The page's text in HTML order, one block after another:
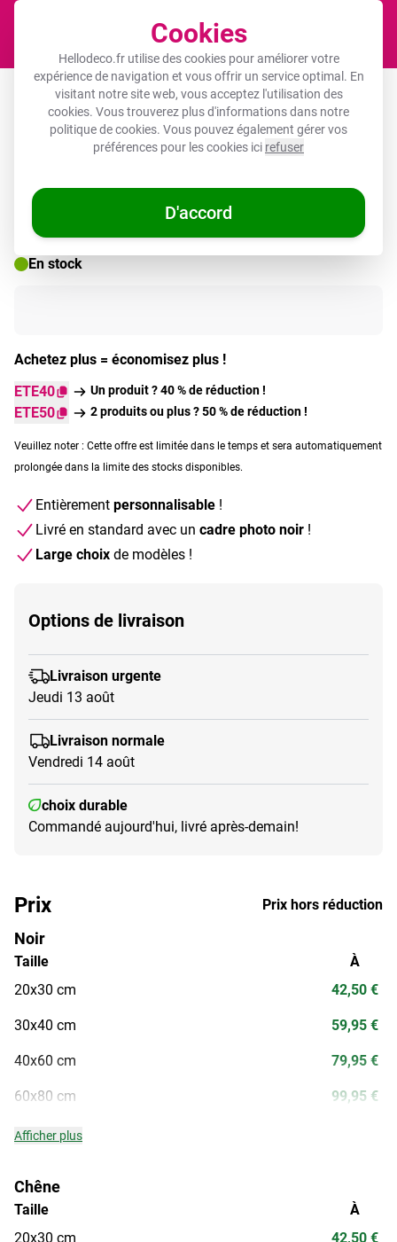
Cookies
Hellodeco.fr utilise des cookies pour améliorer votre
expérience de navigation et vous offrir un service optimal. En
visitant notre site web, vous acceptez l'utilisation des
cookies. Vous trouverez plus d'informations dans notre
politique de cookies. Vous pouvez également gérer vos
préférences pour les cookies ici refuser
D'accord
Affiche encadrée - Signification d'une
photo
En stock
Achetez plus = économisez plus !
ETE40
Un produit ? 40 % de réduction !
ETE50 2 produits ou plus ? 50 % de réduction !
Veuillez noter : Cette offre est limitée dans le temps et sera automatiquement
prolongée dans la limite des stocks disponibles.
Entièrement personnalisable !
Livré en standard avec un cadre photo noir !
Large choix de modèles !
Options de livraison
Livraison urgente
Jeudi 13 août
Livraison normale
Vendredi 14 août
choix durable
Commandé aujourd'hui, livré après-demain!
Prix Prix hors réduction
Noir
Taille
20x30 cm
30x40 cm
40x60 cm
60x80 cm
À
42,50 €
59,95 €
79,95 €
99,95 €
Afficher plus
Chêne
Taille
20x30 cm
À
42,50 €